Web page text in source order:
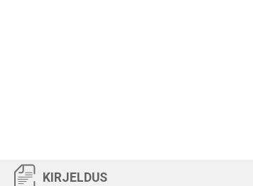
KIRJELDUS